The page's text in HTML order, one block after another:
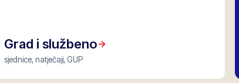
Grad i službeno
sjednice, natječaji, GUP